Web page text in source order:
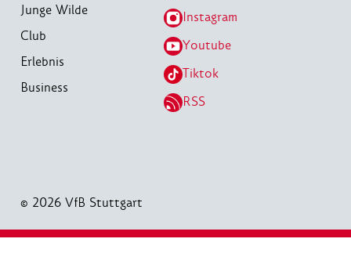
Junge Wilde
Club
Erlebnis
Business
Instagram
Youtube
Tiktok
RSS
© 2026 VfB Stuttgart